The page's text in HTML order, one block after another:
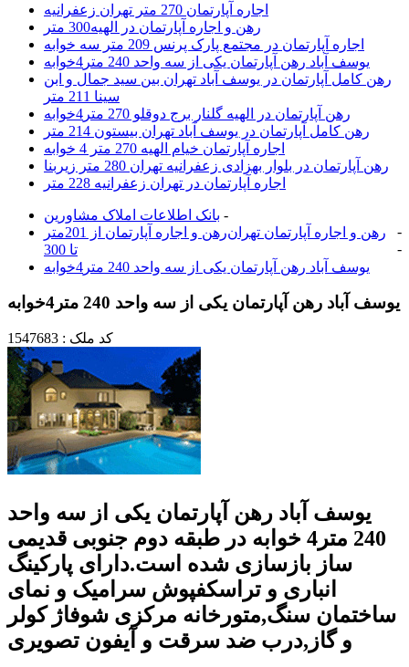
اجاره آپارتمان 270 متر تهران زعفرانیه
رهن و اجاره آپارتمان در الهیه300 متر
اجاره آپارتمان در مجتمع پارک پرنس 209 متر سه خوابه
یوسف آباد رهن آپارتمان یکی از سه واحد 240 متر4خوابه
رهن کامل آپارتمان در یوسف آباد تهران بین سید جمال و ابن
سینا 211 متر
رهن آپارتمان در الهیه گلنار برج دوقلو 270 متر4خوابه
رهن کامل آپارتمان در یوسف آباد تهران بیستون 214 متر
اجاره آپارتمان خیام الهیه 270 متر 4 خوابه
رهن آپارتمان در بلوار بهزادی زعفرانیه تهران 280 متر زیربنا
اجاره آپارتمان در تهران زعفرانیه 228 متر
بانک اطلاعات املاک مشاورين -
رهن و اجاره آپارتمان تهران
-
رهن و اجاره آپارتمان از 201متر
تا 300
-
یوسف آباد رهن آپارتمان یکی از سه واحد 240 متر4خوابه
یوسف آباد رهن آپارتمان یکی از سه واحد 240 متر4خوابه
کد ملک : 1547683
یوسف آباد رهن آپارتمان یکی از سه واحد
240 متر4 خوابه در طبقه دوم جنوبی قدیمی
ساز بازسازی شده است.دارای پارکینگ
انباری و تراسکفپوش سرامیک و نمای
ساختمان سنگ,متورخانه مرکزی شوفاژ کولر
و گاز,درب ضد سرقت و آیفون تصویری